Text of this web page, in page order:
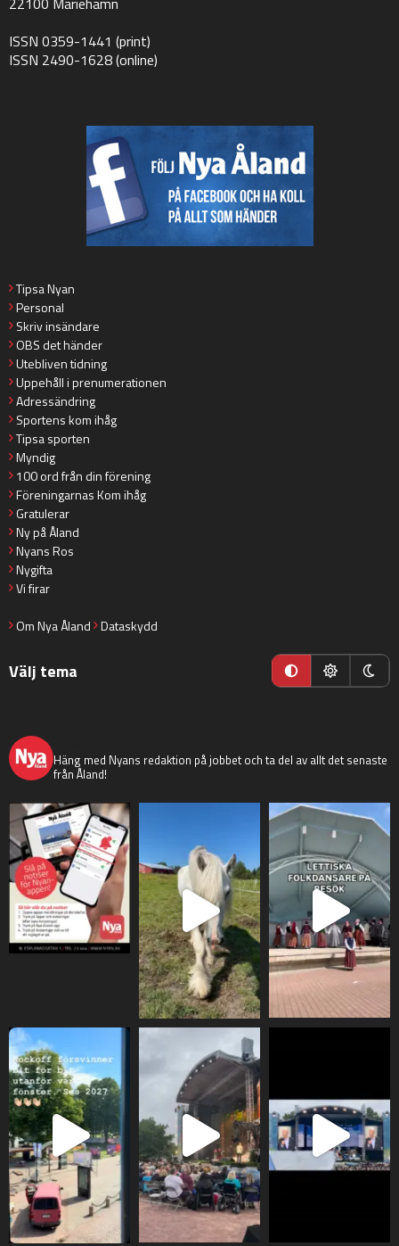
ISSN 0359-1441 (print)
ISSN 2490-1628 (online)
Tipsa Nyan
Personal
Skriv insändare
OBS det händer
Utebliven tidning
Uppehåll i prenumerationen
Adressändring
Sportens kom ihåg
Tipsa sporten
Myndig
100 ord från din förening
Föreningarnas Kom ihåg
Gratulerar
Ny på Åland
Nyans Ros
Nygifta
Vi firar
Om Nya Åland Dataskydd
Välj tema
Häng med Nyans redaktion på jobbet och ta del av allt det senaste
från Åland!